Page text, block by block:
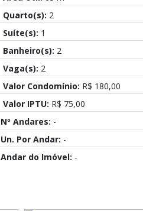
Quarto(s): 2
Suíte(s): 1
Banheiro(s): 2
Vaga(s): 2
Valor Condomínio: R$ 180,00
Valor IPTU: R$ 75,00
Nº Andares: -
Un. Por Andar: -
Andar do Imóvel: -